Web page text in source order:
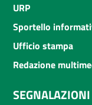
URP
Sportello
Ufficio stampa
Redazione
SEGNALAZIONI